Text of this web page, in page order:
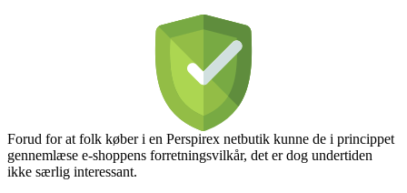
Forud for at folk køber i en Perspirex netbutik kunne de i princippet
gennemlæse e-shoppens forretningsvilkår, det er dog undertiden
ikke særlig interessant.